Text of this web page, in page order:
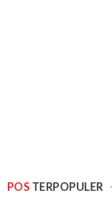
POS TERPOPULER